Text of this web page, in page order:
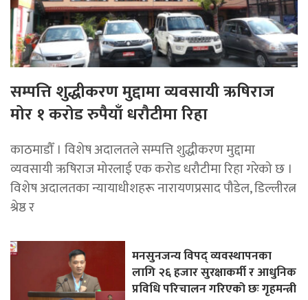
सम्पत्ति शुद्धीकरण मुद्दामा व्यवसायी ऋषिराज
मोर १ करोड रुपैयाँ धरौटीमा रिहा
काठमाडौँ । विशेष अदालतले सम्पत्ति शुद्धीकरण मुद्दामा
व्यवसायी ऋषिराज मोरलाई एक करोड धरौटीमा रिहा गरेको छ ।
विशेष अदालतका न्यायाधीशहरू नारायणप्रसाद पौडेल, डिल्लीरत्न
श्रेष्ठ र
मनसुनजन्य विपद् व्यवस्थापनका
लागि २६ हजार सुरक्षाकर्मी र आधुनिक
प्रविधि परिचालन गरिएको छः गृहमन्त्री